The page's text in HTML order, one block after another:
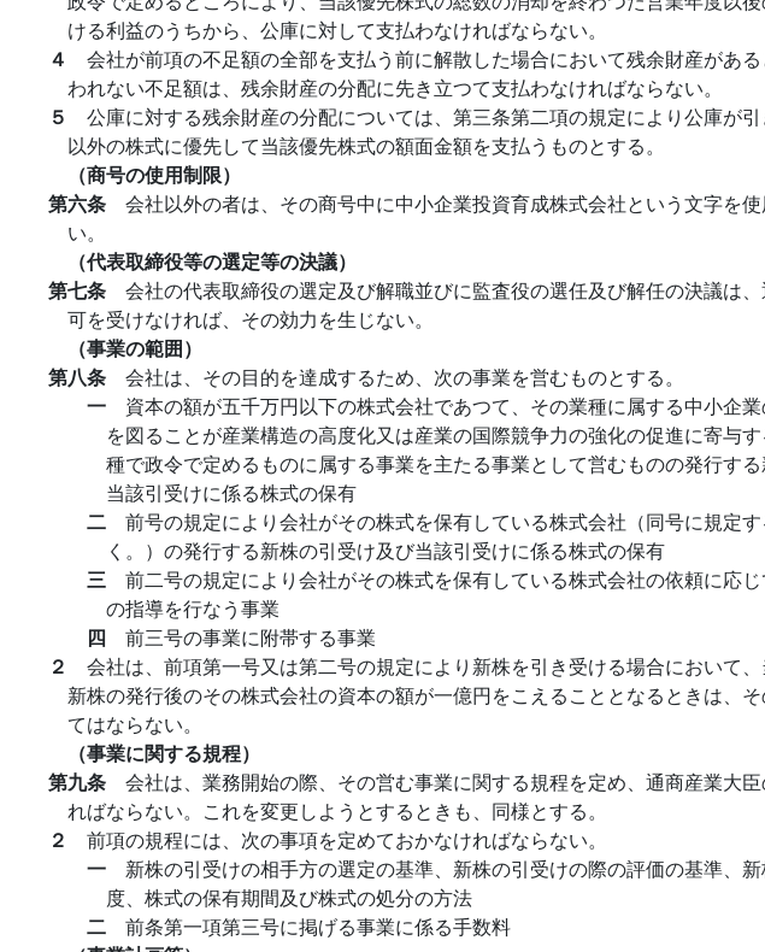
ける利益のうちから、公庫に対して支払わなければならない。
４ 会社が前項の不足額の全部を支払う前に解散した場合において残余財産があ
われない不足額は、残余財産の分配に先き立つて支払わなければならない。
５ 公庫に対する残余財産の分配については、第三条第二項の規定により公庫が
以外の株式に優先して当該優先株式の額面金額を支払うものとする。
（商号の使用制限）
第六条 会社以外の者は、その商号中に中小企業投資育成株式会社という文字を
い。
（代表取締役等の選定等の決議）
第七条 会社の代表取締役の選定及び解職並びに監査役の選任及び解任の決議は
可を受けなければ、その効力を生じない。
（事業の範囲）
第八条 会社は、その目的を達成するため、次の事業を営むものとする。
一 資本の額が五千万円以下の株式会社であつて、その業種に属する中小企
を図ることが産業構造の高度化又は産業の国際競争力の強化の促進に寄与
種で政令で定めるものに属する事業を主たる事業として営むものの発行す
当該引受けに係る株式の保有
二 前号の規定により会社がその株式を保有している株式会社（同号に規定
く。）の発行する新株の引受け及び当該引受けに係る株式の保有
三 前二号の規定により会社がその株式を保有している株式会社の依頼に応
の指導を行なう事業
四 前三号の事業に附帯する事業
２ 会社は、前項第一号又は第二号の規定により新株を引き受ける場合において
新株の発行後のその株式会社の資本の額が一億円をこえることとなるときは、
てはならない。
（事業に関する規程）
第九条 会社は、業務開始の際、その営む事業に関する規程を定め、通商産業大
ればならない。これを変更しようとするときも、同様とする。
２ 前項の規程には、次の事項を定めておかなければならない。
一 新株の引受けの相手方の選定の基準、新株の引受けの際の評価の基準、
度、株式の保有期間及び株式の処分の方法
二 前条第一項第三号に掲げる事業に係る手数料